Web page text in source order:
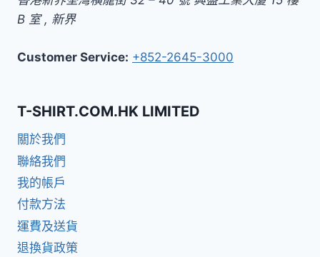
B 室, 新界
Customer Service: +852-2645-3000
T-SHIRT.COM.HK LIMITED
關於我們
聯絡我們
我的帳戶
付款方法
運費及送貨
退換貨政策